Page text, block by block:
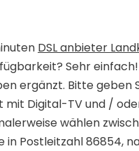
DSL anbieter
Sehr
ergänzt. Bitte geben
mit Digital-TV und /
wählen
in Postleitzahl 86854,